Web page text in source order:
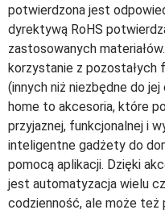
potwierdzona jest
dyrektywą RoHS
zastosowanych
korzystanie z
(innych niż niezbędne do jej
home to akcesoria, które
przyjaznej, funkcjonalnej i
inteligentne gadżety do
pomocą aplikacji. Dzięki
jest automatyzacja wielu
codzienność, ale może też